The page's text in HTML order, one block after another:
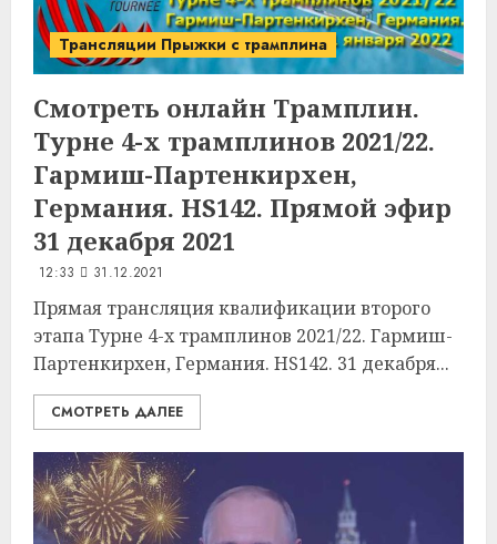
Трансляции Прыжки с трамплина
Смотреть онлайн Трамплин.
Турне 4-х трамплинов 2021/22.
Гармиш-Партенкирхен,
Германия. HS142. Прямой эфир
31 декабря 2021
12:33 31.12.2021
Прямая трансляция квалификации второго
этапа Турне 4-х трамплинов 2021/22. Гармиш-
Партенкирхен, Германия. HS142. 31 декабря...
СМОТРЕТЬ ДАЛЕЕ